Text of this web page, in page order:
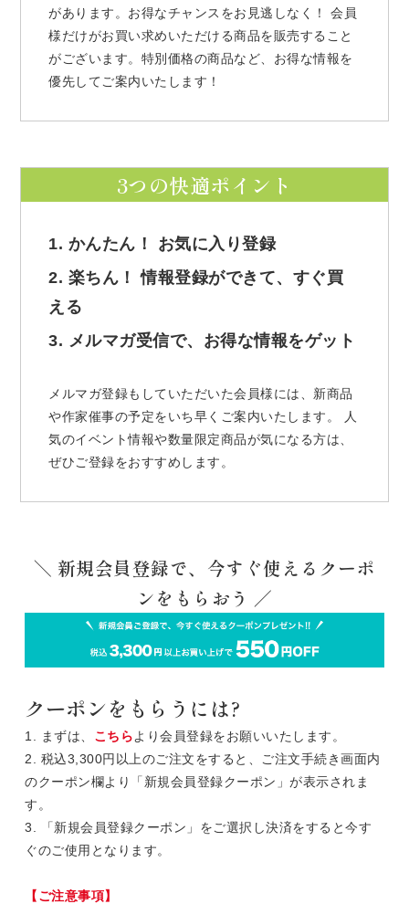
があります。お得なチャンスをお見逃しなく！ 会員
様だけがお買い求めいただける商品を販売すること
がございます。特別価格の商品など、お得な情報を
優先してご案内いたします！
3つの快適ポイント
1. かんたん！ お気に入り登録
2. 楽ちん！ 情報登録ができて、すぐ買
える
3. メルマガ受信で、お得な情報をゲット
メルマガ登録もしていただいた会員様には、新商品
や作家催事の予定をいち早くご案内いたします。 人
気のイベント情報や数量限定商品が気になる方は、
ぜひご登録をおすすめします。
＼ 新規会員登録で、今すぐ使えるクーポ
ンをもらおう ／
クーポンをもらうには?
1. まずは、 こちらより会員登録をお願いいたします。
2. 税込3,300円以上のご注文をすると、ご注文手続き画面内
のクーポン欄より「新規会員登録クーポン」が表示されま
す。
3. 「新規会員登録クーポン」をご選択し決済をすると今す
ぐのご使用となります。
【ご注意事項】